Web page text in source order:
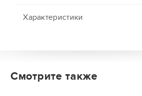
Характеристики
Смотрите также